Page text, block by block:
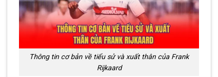
Thông tin cơ bản về tiểu sử và xuất thân của Frank
Rijkaard